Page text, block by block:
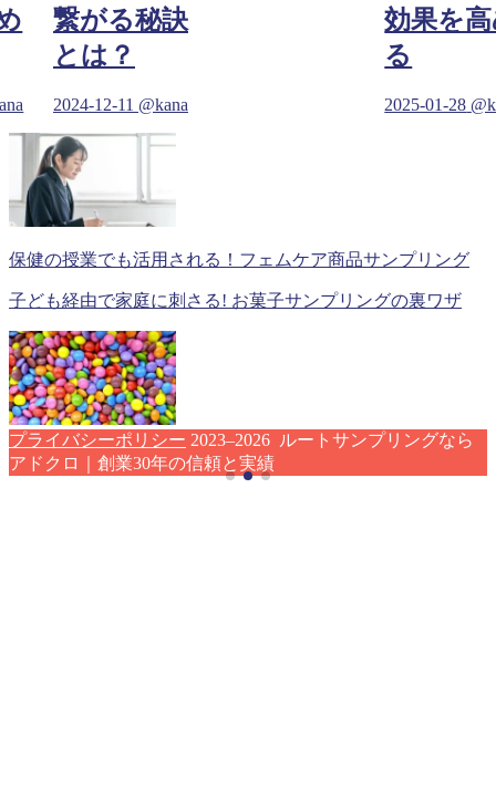
繋がる秘訣
とは？
2024-12-11 @kana
効果を
る
2025-01-28
保健の授業でも活用される！フェムケア商品サンプリング
子ども経由で家庭に刺さる! お菓子サンプリングの裏ワザ
プライバシーポリシー 2023–2026 ルートサンプリングなら
アドクロ｜創業30年の信頼と実績